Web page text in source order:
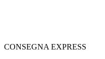
CONSEGNA EXPRESS